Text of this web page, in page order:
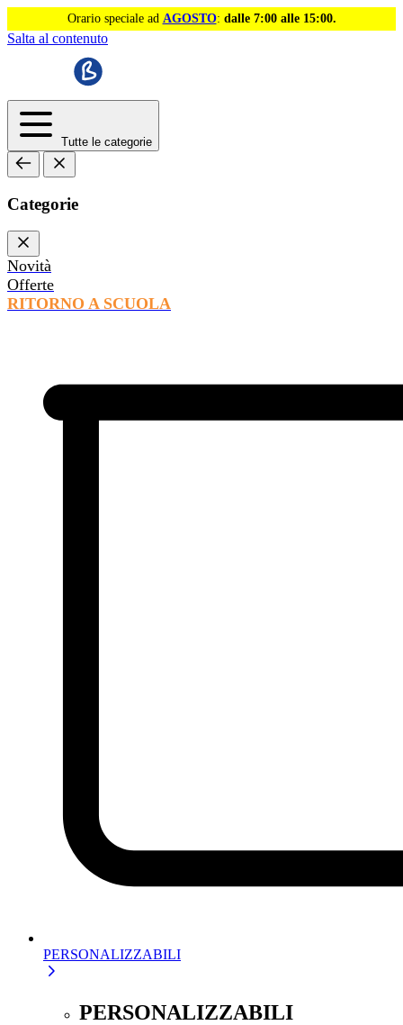
Orario speciale ad AGOSTO: dalle 7:00 alle 15:00.
Salta al contenuto
Tutte le categorie
Categorie
Novità
Offerte
RITORNO A SCUOLA
PERSONALIZZABILI
PERSONALIZZABILI